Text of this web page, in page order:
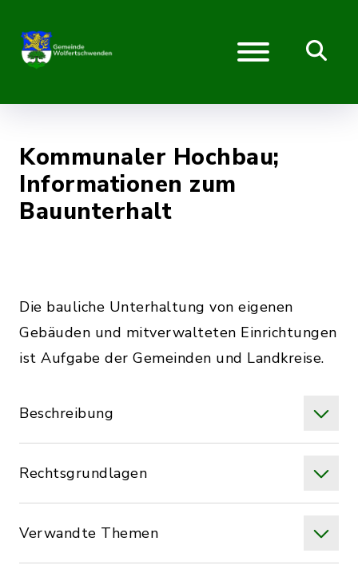
Kommunaler Hochbau;
Informationen zum
Bauunterhalt
Die bauliche Unterhaltung von eigenen
Gebäuden und mitverwalteten Einrichtungen
ist Aufgabe der Gemeinden und Landkreise.
Beschreibung
Rechtsgrundlagen
Verwandte Themen